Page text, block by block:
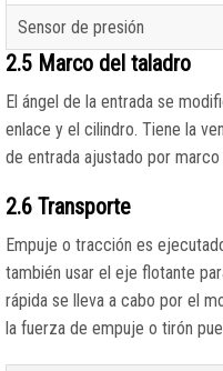
Sensor de presión
2.5 Marco del taladro
El ángel de la entrada se
enlace y el cilindro. Tiene la
de entrada ajustado por
2.6 Transporte
Empuje o tracción es
también usar el eje flotante
rápida se lleva a cabo por el
la fuerza de empuje o tirón